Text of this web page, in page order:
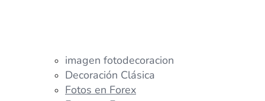
imagen fotodecoracion
Decoración Clásica
Fotos en Forex